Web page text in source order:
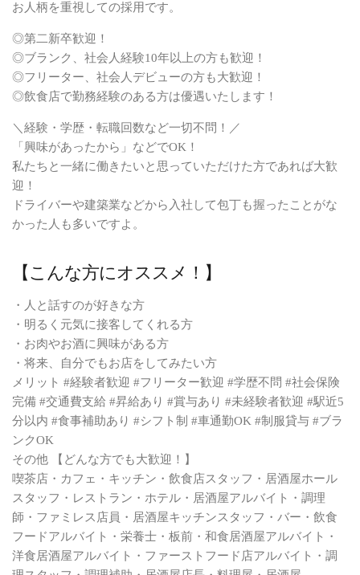
お人柄を重視しての採用です。
◎第二新卒歓迎！
◎ブランク、社会人経験10年以上の方も歓迎！
◎フリーター、社会人デビューの方も大歓迎！
◎飲食店で勤務経験のある方は優遇いたします！
＼経験・学歴・転職回数など一切不問！／
「興味があったから」などでOK！
私たちと一緒に働きたいと思っていただけた方であれば大歓
迎！
ドライバーや建築業などから入社して包丁も握ったことがな
かった人も多いですよ。
【こんな方にオススメ！】
・人と話すのが好きな方
・明るく元気に接客してくれる方
・お肉やお酒に興味がある方
・将来、自分でもお店をしてみたい方
メリット #経験者歓迎 #フリーター歓迎 #学歴不問 #社会保険
完備 #交通費支給 #昇給あり #賞与あり #未経験者歓迎 #駅近5
分以内 #食事補助あり #シフト制 #車通勤OK #制服貸与 #ブラ
ンクOK
その他 【どんな方でも大歓迎！】
喫茶店・カフェ・キッチン・飲食店スタッフ・居酒屋ホール
スタッフ・レストラン・ホテル・居酒屋アルバイト・調理
師・ファミレス店員・居酒屋キッチンスタッフ・バー・飲食
フードアルバイト・栄養士・板前・和食居酒屋アルバイト・
洋食居酒屋アルバイト・ファーストフード店アルバイト・調